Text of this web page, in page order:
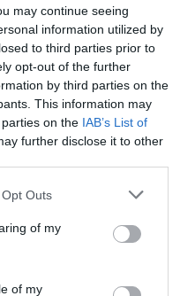
may continue seeing
information utilized by
to third parties prior to
opt-out of the further
by third parties on the
This information may
on the IAB’s List of
further disclose it to other
Outs
of my
of my